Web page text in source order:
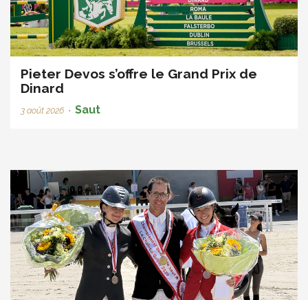
Pieter Devos s’offre le Grand Prix de
Dinard
3 août 2026 • Saut